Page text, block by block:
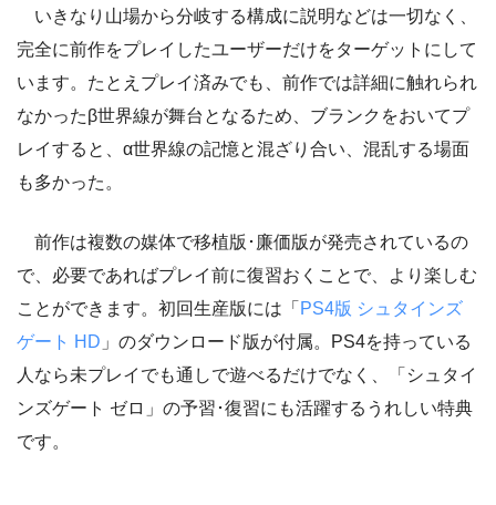
いきなり山場から分岐する構成に説明などは一切なく、
完全に前作をプレイしたユーザーだけをターゲットにして
います。たとえプレイ済みでも、前作では詳細に触れられ
なかったβ世界線が舞台となるため、ブランクをおいてプ
レイすると、α世界線の記憶と混ざり合い、混乱する場面
も多かった。
前作は複数の媒体で移植版･廉価版が発売されているの
で、必要であればプレイ前に復習おくことで、より楽しむ
ことができます。初回生産版には「 PS4版 シュタインズ
ゲート HD 」のダウンロード版が付属。PS4を持っている
人なら未プレイでも通しで遊べるだけでなく、「シュタイ
ンズゲート ゼロ」の予習･復習にも活躍するうれしい特典
です。